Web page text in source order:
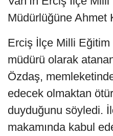
Müdürlüğüne Ahmet
Erciş İlçe Milli
müdürü olarak
Özdaş,
edecek olmaktan
duyduğunu söyledi.
makamında kabul